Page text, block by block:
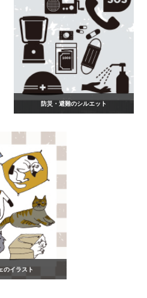
防災・避難のシルエット
のイラスト